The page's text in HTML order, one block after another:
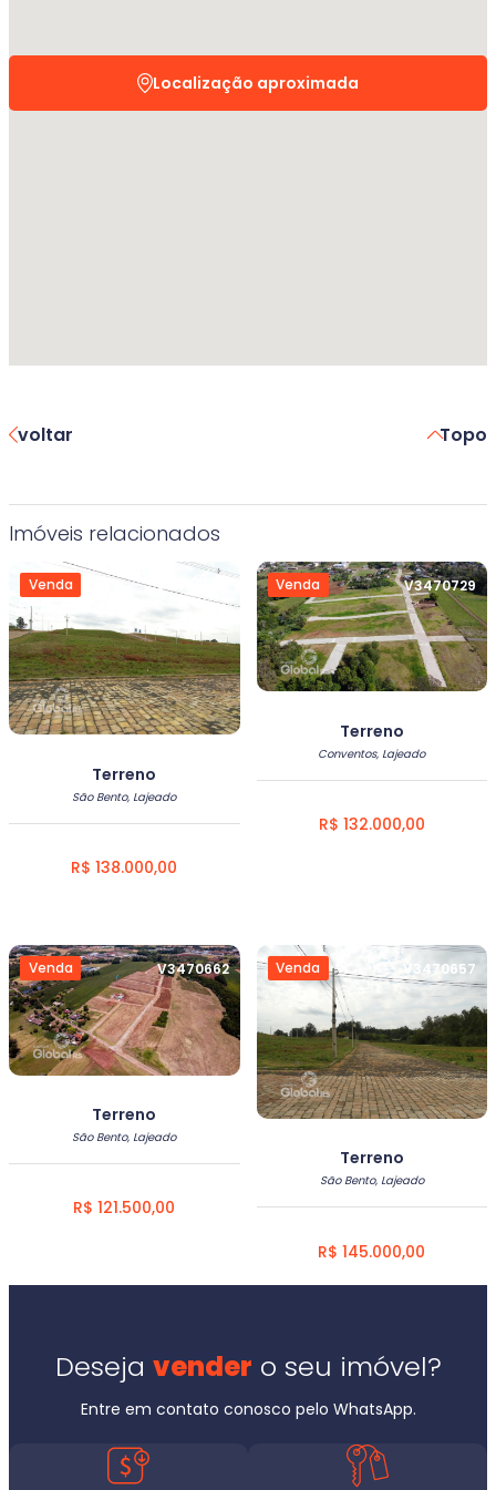
Localização aproximada
voltar Topo
Imóveis relacionados
Venda V3470656
Terreno
São Bento, Lajeado
R$ 138.000,00
Venda V3470729
Terreno
Conventos, Lajeado
R$ 132.000,00
Venda V3470662
Terreno
São Bento, Lajeado
R$ 121.500,00
Venda V3470657
Terreno
São Bento, Lajeado
R$ 145.000,00
Deseja vender o seu imóvel?
Entre em contato conosco pelo WhatsApp.